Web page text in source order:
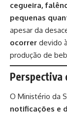
cegueira,
pequenas
apesar da
ocorrer devido
produção de
Perspectiva
O Ministério da
notificações e